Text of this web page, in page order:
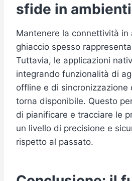
sfide in
Mantenere la connettività in
ghiaccio spesso
Tuttavia, le applicazioni
integrando funzionalità di
offline e di sincronizzazione
torna disponibile. Questo
di pianificare e tracciare le
un livello di precisione e
rispetto al passato.